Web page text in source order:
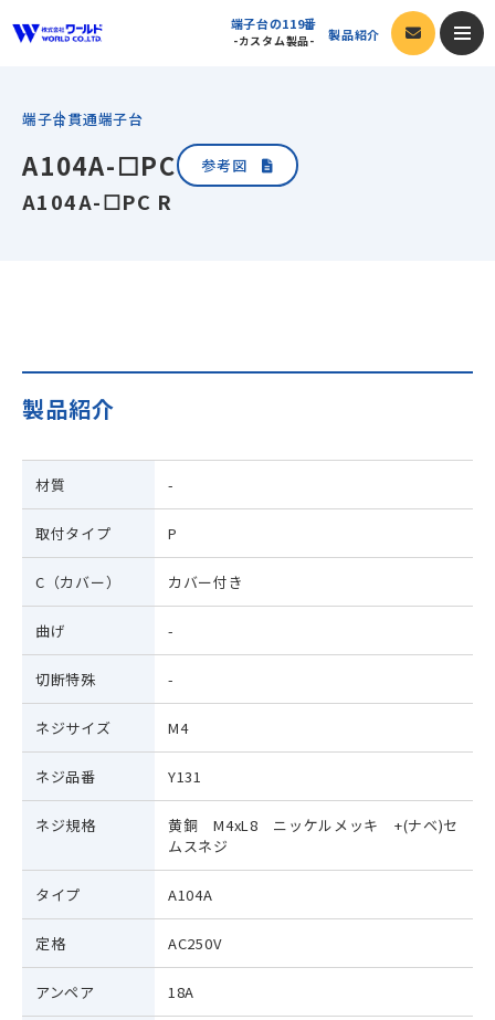
カタログ閲覧
端子台の119番 -カスタム製品-
オプション
サポート
ご挨拶・会社ビジョン
会社概要
沿革
販売実績
SDGs・CSR
新着情報
今すぐ発注
安全上の注意
発注方法
端子台の119番
-カスタム製品- 製品紹介
端子台貫通端子台
A104A-☐PC 参考図
A104A-☐PC R
製品紹介
材質 -
取付タイプ P
C（カバー） カバー付き
曲げ -
切断特殊 -
ネジサイズ M4
ネジ品番 Y131
ネジ規格
黄銅 M4xL8 ニッケルメッキ +(ナベ)セ
ムスネジ
タイプ A104A
定格 AC250V
アンペア 18A